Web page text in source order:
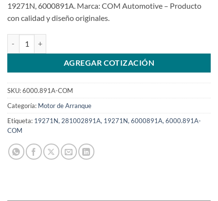
19271N, 6000891A. Marca: COM Automotive – Producto
con calidad y diseño originales.
AGREGAR COTIZACIÓN
SKU:6000.891A-COM
Categoría: Motor de Arranque
Etiqueta: 19271N, 281002891A, 19271N, 6000891A, 6000.891A-
COM